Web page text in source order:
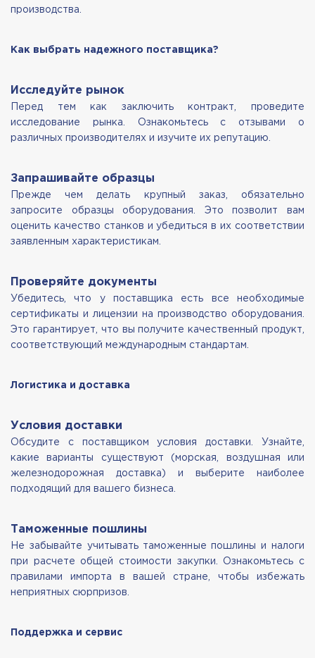
производства.
Как выбрать надежного поставщика?
Исследуйте рынок
Перед тем как заключить контракт, проведите
исследование рынка. Ознакомьтесь с отзывами о
различных производителях и изучите их репутацию.
Запрашивайте образцы
Прежде чем делать крупный заказ, обязательно
запросите образцы оборудования. Это позволит вам
оценить качество станков и убедиться в их соответствии
заявленным характеристикам.
Проверяйте документы
Убедитесь, что у поставщика есть все необходимые
сертификаты и лицензии на производство оборудования.
Это гарантирует, что вы получите качественный продукт,
соответствующий международным стандартам.
Логистика и доставка
Условия доставки
Обсудите с поставщиком условия доставки. Узнайте,
какие варианты существуют (морская, воздушная или
железнодорожная доставка) и выберите наиболее
подходящий для вашего бизнеса.
Таможенные пошлины
Не забывайте учитывать таможенные пошлины и налоги
при расчете общей стоимости закупки. Ознакомьтесь с
правилами импорта в вашей стране, чтобы избежать
неприятных сюрпризов.
Поддержка и сервис